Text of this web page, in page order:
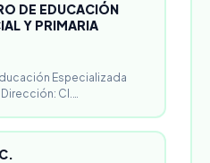
DE EDUCACIÓN
Y PRIMARIA
Especializada
Dirección: Cl.…